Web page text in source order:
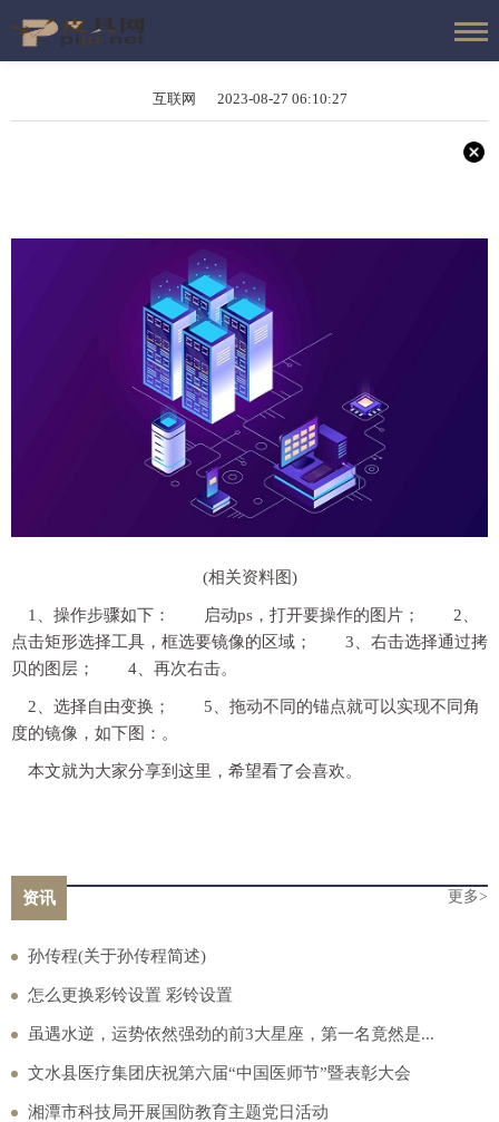
互联网 2023-08-27 06:10:27
(相关资料图)
1、操作步骤如下： 启动ps，打开要操作的图片； 2、
点击矩形选择工具，框选要镜像的区域； 3、右击选择通过拷
贝的图层； 4、再次右击。
2、选择自由变换； 5、拖动不同的锚点就可以实现不同角
度的镜像，如下图：。
本文就为大家分享到这里，希望看了会喜欢。
资讯 更多>
孙传程(关于孙传程简述)
怎么更换彩铃设置 彩铃设置
虽遇水逆，运势依然强劲的前3大星座，第一名竟然是...
文水县医疗集团庆祝第六届“中国医师节”暨表彰大会
湘潭市科技局开展国防教育主题党日活动